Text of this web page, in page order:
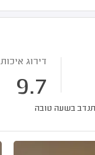
דירוג איכות
9.7
בשעה טובה